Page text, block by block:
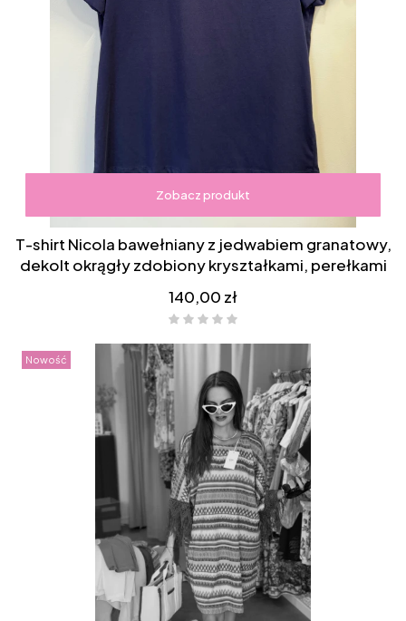
Zobacz produkt
T-shirt Nicola bawełniany z jedwabiem granatowy,
dekolt okrągły zdobiony kryształkami, perełkami
Cena
140,00 zł
Nowość